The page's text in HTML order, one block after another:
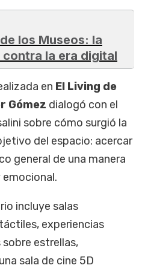
los Museos: la
la era digital
en El Living de
Gómez dialogó con el
sobre cómo surgió la
del espacio: acercar
general de una manera
incluye salas
experiencias
estrellas,
sala de cine 5D